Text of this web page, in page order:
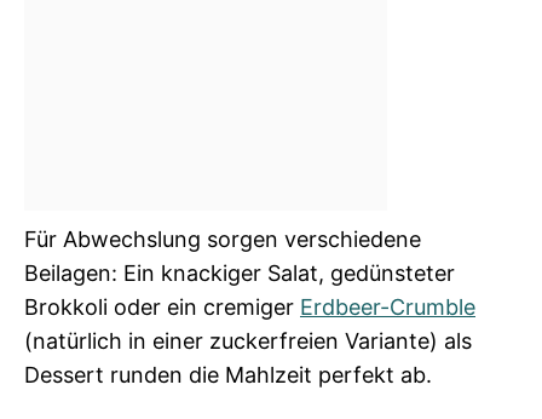
Für Abwechslung sorgen verschiedene
Beilagen: Ein knackiger Salat, gedünsteter
Brokkoli oder ein cremiger Erdbeer-Crumble
(natürlich in einer zuckerfreien Variante) als
Dessert runden die Mahlzeit perfekt ab.